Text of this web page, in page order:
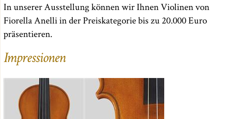
In unserer Ausstellung können wir Ihnen Violinen von
Fiorella Anelli in der Preiskategorie bis zu 20.000 Euro
präsentieren.
Impressionen